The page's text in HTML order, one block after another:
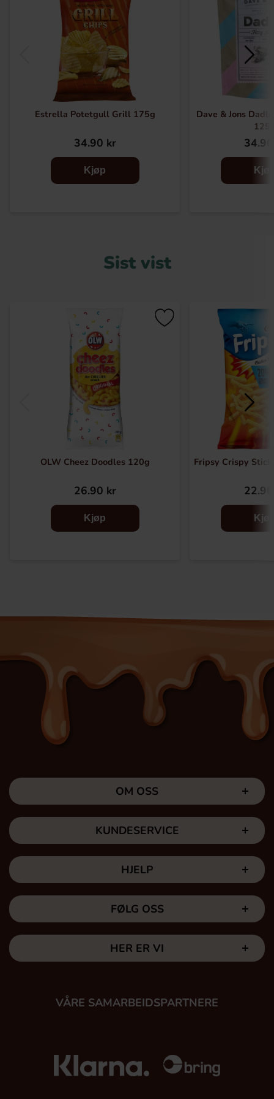
Estrella Potetgull Grill 175g
34.90 kr
Kjøp
Dave & Jons
Sist vist
OLW Cheez Doodles 120g
26.90 kr
Kjøp
Fripsy Crispy
OM OSS
KUNDESERVICE
HJELP
FØLG OSS
HER ER VI
VÅRE SAMARBEIDSPARTNERE